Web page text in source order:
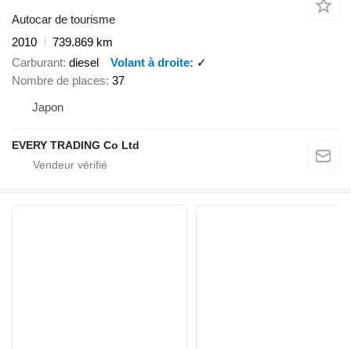
Autocar de tourisme
2010
739.869 km
Carburant diesel Volant à droite
✓
Nombre de places 37
Japon
EVERY TRADING Co Ltd